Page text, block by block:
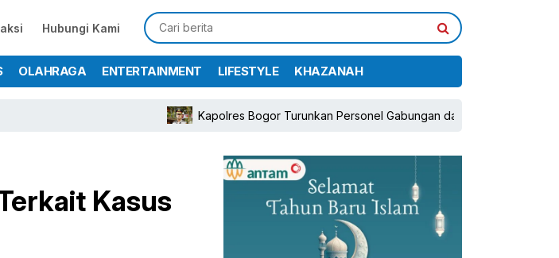
Hubungi Kami
OLAHRAGA ENTERTAINMENT LIFESTYLE KHAZANAH
Kapolres Bogor Turunkan Personel Gabungan dan Brimob, Prioritaskan
Kasus